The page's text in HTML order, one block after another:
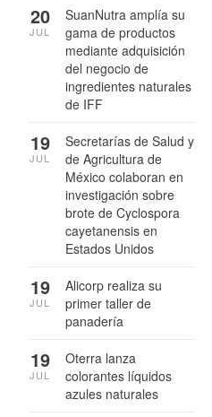
SuanNutra amplía su
gama de productos
mediante adquisición
del negocio de
ingredientes naturales
de IFF
20
JUL
Secretarías de Salud y
de Agricultura de
México colaboran en
investigación sobre
brote de Cyclospora
cayetanensis en
Estados Unidos
19
JUL
Alicorp realiza su
primer taller de
panadería
19
JUL
Oterra lanza
colorantes líquidos
azules naturales
19
JUL